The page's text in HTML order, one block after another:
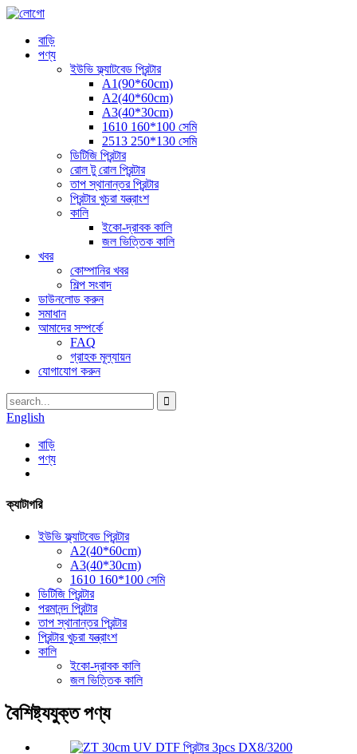
বাড়ি
পণ্য
ইউভি ফ্ল্যাটবেড প্রিন্টার
A1(90*60cm)
A2(40*60cm)
A3(40*30cm)
1610 160*100 সেমি
2513 250*130 সেমি
ডিটিজি প্রিন্টার
রোল টু রোল প্রিন্টার
তাপ স্থানান্তর প্রিন্টার
প্রিন্টার খুচরা যন্ত্রাংশ
কালি
ইকো-দ্রাবক কালি
জল ভিত্তিক কালি
খবর
কোম্পানির খবর
শিল্প সংবাদ
ডাউনলোড করুন
সমাধান
আমাদের সম্পর্কে
FAQ
গ্রাহক মূল্যায়ন
যোগাযোগ করুন
English
বাড়ি
পণ্য
ক্যাটাগরি
ইউভি ফ্ল্যাটবেড প্রিন্টার
A2(40*60cm)
A3(40*30cm)
1610 160*100 সেমি
ডিটিজি প্রিন্টার
পরমানন্দ প্রিন্টার
তাপ স্থানান্তর প্রিন্টার
প্রিন্টার খুচরা যন্ত্রাংশ
কালি
ইকো-দ্রাবক কালি
জল ভিত্তিক কালি
বৈশিষ্ট্যযুক্ত পণ্য